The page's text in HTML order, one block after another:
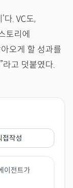
다. VC도,
토리에
오게 할 성과를
라고 덧붙였다.
접작성
이전트가